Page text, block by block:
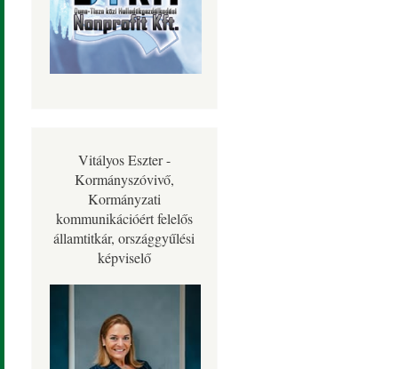
Vitályos Eszter -
Kormányszóvivő,
Kormányzati
kommunikációért felelős
államtitkár, országgyűlési
képviselő